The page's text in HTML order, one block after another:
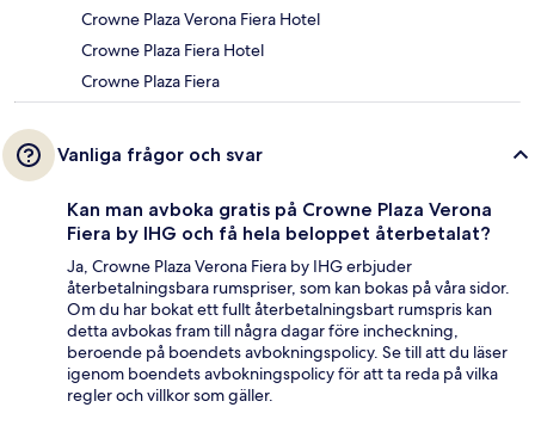
Crowne Plaza Verona Fiera Hotel
Crowne Plaza Fiera Hotel
Crowne Plaza Fiera
Vanliga frågor och svar
Kan man avboka gratis på Crowne Plaza Verona
Fiera by IHG och få hela beloppet återbetalat?
Ja, Crowne Plaza Verona Fiera by IHG erbjuder
återbetalningsbara rumspriser, som kan bokas på våra sidor.
Om du har bokat ett fullt återbetalningsbart rumspris kan
detta avbokas fram till några dagar före incheckning,
beroende på boendets avbokningspolicy. Se till att du läser
igenom boendets avbokningspolicy för att ta reda på vilka
regler och villkor som gäller.